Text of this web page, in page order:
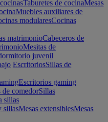
Taburetes de cocinaMesas
Muebles auxiliares de
modularesCocinas
matrimonioCabeceros de
Mesitas de
juvenil
EscritoriosSillas de
Escritorios gaming
de comedorSillas
sillas
sillasMesas extensiblesMesas